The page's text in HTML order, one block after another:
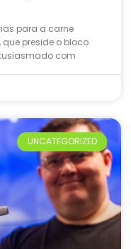
para a carne
preside o bloco
com
UNCATEGORIZED